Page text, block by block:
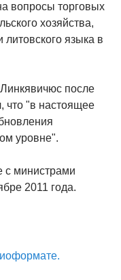
вопросы торговых
хозяйства,
литовского языка в
после
что "в настоящее
уровне".
с министрами
2011 года.